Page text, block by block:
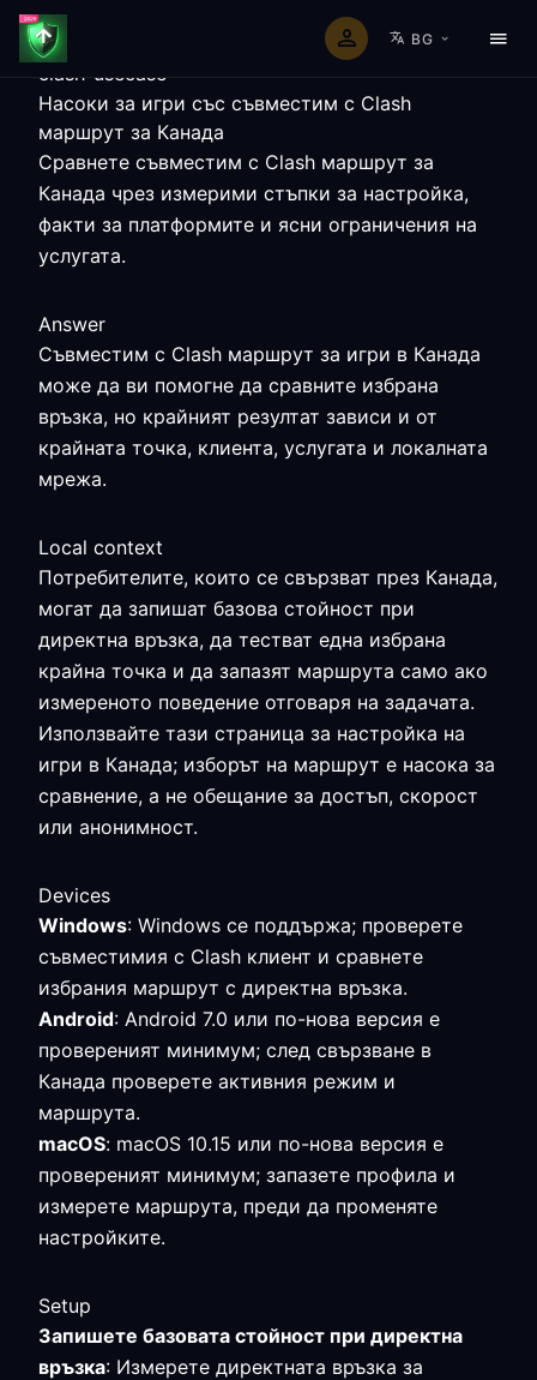
BG
clash-usecase
Насоки за игри със съвместим с Clash
маршрут за Канада
Сравнете съвместим с Clash маршрут за
Канада чрез измерими стъпки за настройка,
факти за платформите и ясни ограничения на
услугата.
Answer
Съвместим с Clash маршрут за игри в Канада
може да ви помогне да сравните избрана
връзка, но крайният резултат зависи и от
крайната точка, клиента, услугата и локалната
мрежа.
Local context
Потребителите, които се свързват през Канада,
могат да запишат базова стойност при
директна връзка, да тестват една избрана
крайна точка и да запазят маршрута само ако
измереното поведение отговаря на задачата.
Използвайте тази страница за настройка на
игри в Канада; изборът на маршрут е насока за
сравнение, а не обещание за достъп, скорост
или анонимност.
Devices
Windows: Windows се поддържа; проверете
съвместимия с Clash клиент и сравнете
избрания маршрут с директна връзка.
Android: Android 7.0 или по-нова версия е
провереният минимум; след свързване в
Канада проверете активния режим и
маршрута.
macOS: macOS 10.15 или по-нова версия е
провереният минимум; запазете профила и
измерете маршрута, преди да променяте
настройките.
Setup
Запишете базовата стойност при директна
връзка: Измерете директната връзка за